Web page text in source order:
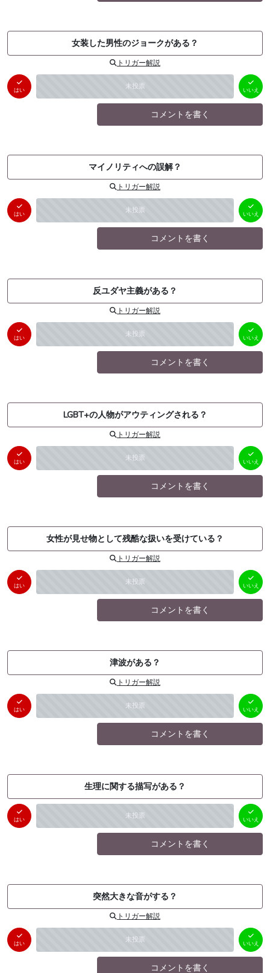
女装した男性のジョークがある？
トリガー解説
はい 未投票
いいえ
（ 0件）
いいえ
コメントを書く
マイノリティへの誤解？
トリガー解説
はい 未投票
いいえ
（ 0件）
いいえ
コメントを書く
反ユダヤ主義がある？
トリガー解説
はい 未投票
いいえ
（ 0件）
いいえ
コメントを書く
LGBT+の人物がアウティングされる？
トリガー解説
はい 未投票
いいえ
（ 0件）
いいえ
コメントを書く
女性が見せ物として残酷な扱いを受けている？
トリガー解説
はい 未投票
いいえ
（ 0件）
いいえ
コメントを書く
津波がある？
トリガー解説
はい 未投票
いいえ
（ 0件）
いいえ
コメントを書く
生理に関する描写がある？
はい 未投票
いいえ
（ 0件）
いいえ
コメントを書く
突然大きな音がする？
トリガー解説
はい 未投票
いいえ
（ 0件）
いいえ
コメントを書く